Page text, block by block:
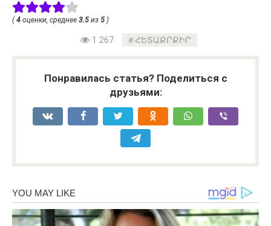
(4 оценки, среднее 3.5 из 5 )
1 267 ՀԵՏԱՔՐՔԻՐ
Понравилась статья? Поделиться с
друзьями: